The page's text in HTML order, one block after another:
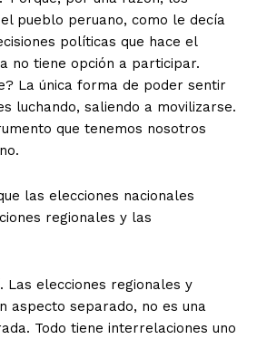
pueblo peruano, como le decía
políticas que hace el
no tiene opción a participar.
La única forma de poder sentir
luchando, saliendo a movilizarse.
que tenemos nosotros
las elecciones nacionales
regionales y las
Las elecciones regionales y
aspecto separado, no es una
Todo tiene interrelaciones uno